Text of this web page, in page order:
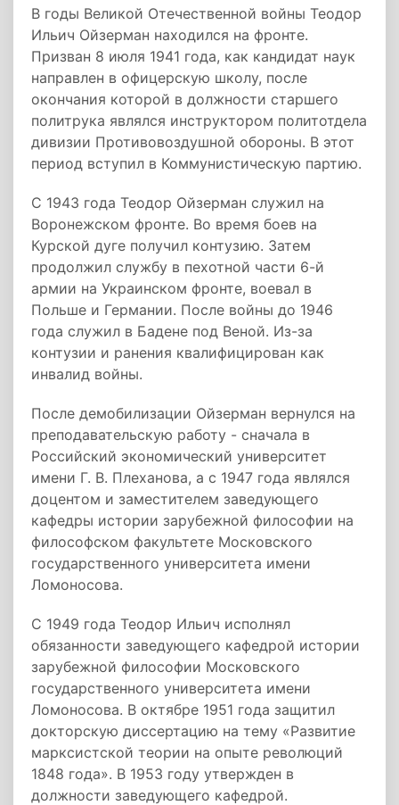
В годы Великой Отечественной войны Теодор
Ильич Ойзерман находился на фронте.
Призван 8 июля 1941 года, как кандидат наук
направлен в офицерскую школу, после
окончания которой в должности старшего
политрука являлся инструктором политотдела
дивизии Противовоздушной обороны. В этот
период вступил в Коммунистическую партию.
С 1943 года Теодор Ойзерман служил на
Воронежском фронте. Во время боев на
Курской дуге получил контузию. Затем
продолжил службу в пехотной части 6-й
армии на Украинском фронте, воевал в
Польше и Германии. После войны до 1946
года служил в Бадене под Веной. Из-за
контузии и ранения квалифицирован как
инвалид войны.
После демобилизации Ойзерман вернулся на
преподавательскую работу - сначала в
Российский экономический университет
имени Г. В. Плеханова, а с 1947 года являлся
доцентом и заместителем заведующего
кафедры истории зарубежной философии на
философском факультете Московского
государственного университета имени
Ломоносова.
С 1949 года Теодор Ильич исполнял
обязанности заведующего кафедрой истории
зарубежной философии Московского
государственного университета имени
Ломоносова. В октябре 1951 года защитил
докторскую диссертацию на тему «Развитие
марксистской теории на опыте революций
1848 года». В 1953 году утвержден в
должности заведующего кафедрой.